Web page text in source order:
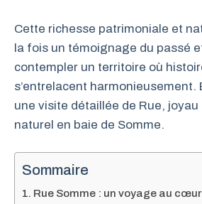
Cette richesse patrimoniale et
la fois un témoignage du passé
contempler un territoire où
s’entrelacent harmonieusement.
une visite détaillée de Rue,
naturel en baie de Somme.
Sommaire
Rue Somme : un voyage au